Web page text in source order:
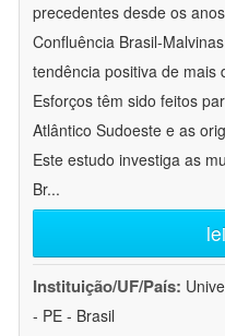
precedentes desde os
Confluência Brasil-
tendência positiva de mais
Esforços têm sido feitos
Atlântico Sudoeste e as
Este estudo investiga as
Br...
Instituição/UF/País:
- PE - Brasil